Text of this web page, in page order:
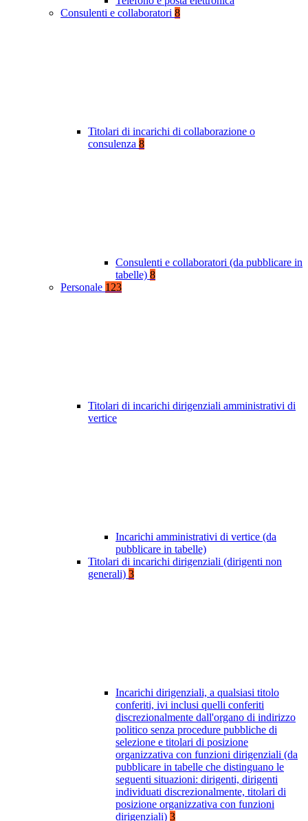
Consulenti e collaboratori 8
Titolari di incarichi di collaborazione o
consulenza 8
Consulenti e collaboratori (da pubblicare in
tabelle) 8
Personale 123
Titolari di incarichi dirigenziali amministrativi di
vertice
Incarichi amministrativi di vertice (da
pubblicare in tabelle)
Titolari di incarichi dirigenziali (dirigenti non
generali) 3
Incarichi dirigenziali, a qualsiasi titolo
conferiti, ivi inclusi quelli conferiti
discrezionalmente dall'organo di indirizzo
politico senza procedure pubbliche di
selezione e titolari di posizione
organizzativa con funzioni dirigenziali (da
pubblicare in tabelle che distinguano le
seguenti situazioni: dirigenti, dirigenti
individuati discrezionalmente, titolari di
posizione organizzativa con funzioni
dirigenziali) 3